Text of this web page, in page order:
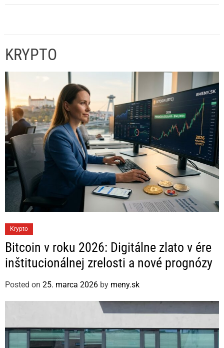
KRYPTO
a
t
e
o
r
e
Krypto
Bitcoin v roku 2026: Digitálne zlato v ére
inštitucionálnej zrelosti a nové prognózy
Posted on 25. marca 2026 by meny.sk